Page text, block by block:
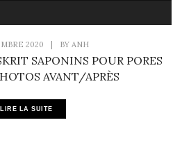
2020 | BY ANH
SAPONINS POUR PORES
AVANT/APRÈS
LIRE LA SUITE